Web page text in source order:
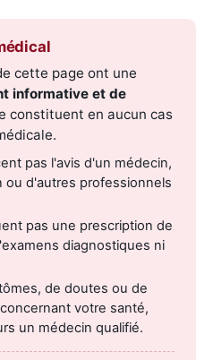
cette page ont une
informative et de
constituent en aucun cas
pas l'avis d'un médecin,
ou d'autres professionnels
pas une prescription de
diagnostiques ni
de doutes ou de
votre santé,
un médecin qualifié.